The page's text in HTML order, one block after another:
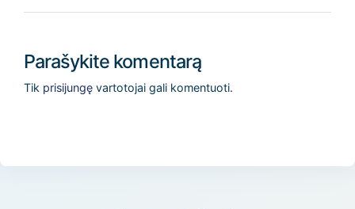
Parašykite komentarą
Tik prisijungęvartotojai gali komentuoti.